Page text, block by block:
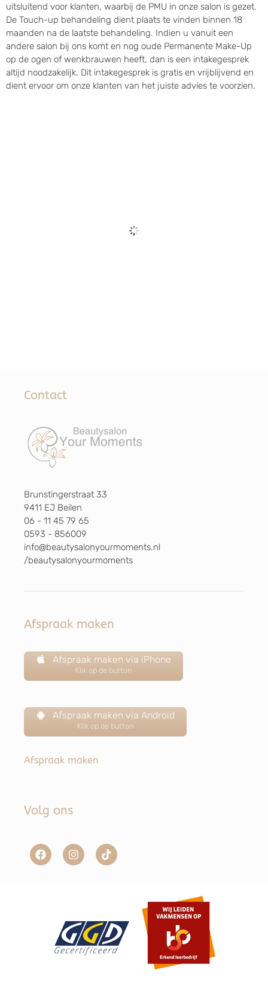
uitsluitend voor klanten, waarbij de PMU in onze salon is gezet.
De Touch-up behandeling dient plaats te vinden binnen 18
maanden na de laatste behandeling. Indien u vanuit een
andere salon bij ons komt en nog oude Permanente Make-Up
op de ogen of wenkbrauwen heeft, dan is een intakegesprek
altijd noodzakelijk. Dit intakegesprek is gratis en vrijblijvend en
dient ervoor om onze klanten van het juiste advies te voorzien.
Contact
Brunstingerstraat 33
9411 EJ Beilen
06 - 11 45 79 65
0593 - 856009
info@beautysalonyourmoments.nl
/beautysalonyourmoments
Afspraak maken
Afspraak maken via iPhone
Klik op de button
Afspraak maken via Android
Klik op de button
Afspraak maken
Volg ons
Item toegevoegd aan winkelwagen.
0,00
Afrekenen